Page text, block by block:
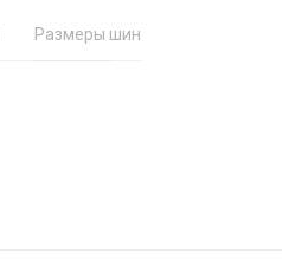
Размеры шин